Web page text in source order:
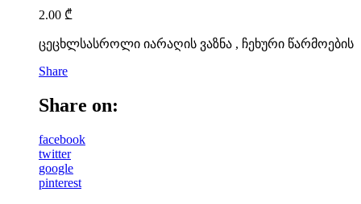
2.00 ₾
ცეცხლსასროლი იარაღის ვაზნა , ჩეხური წარმოების
Share
Share on:
facebook
twitter
google
pinterest